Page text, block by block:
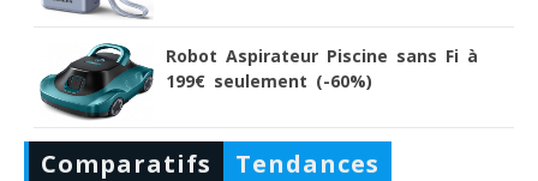
Robot Aspirateur Piscine sans Fi à
199€ seulement (-60%)
Comparatifs Tendances